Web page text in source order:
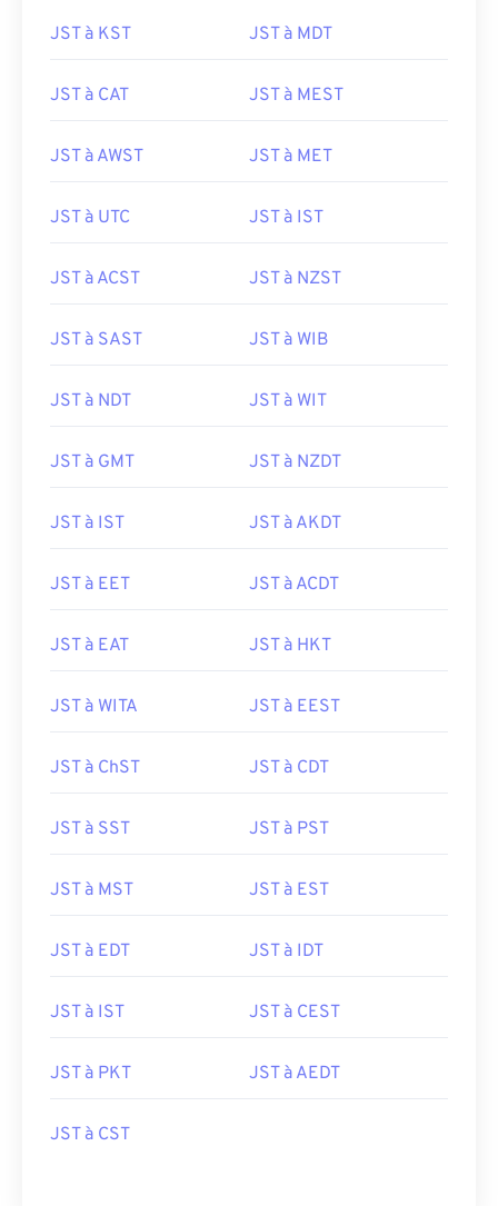
JST à KST JST à MDT
JST à CAT JST à MEST
JST à AWST JST à MET
JST à UTC JST à IST
JST à ACST JST à NZST
JST à SAST JST à WIB
JST à NDT JST à WIT
JST à GMT JST à NZDT
JST à IST JST à AKDT
JST à EET JST à ACDT
JST à EAT JST à HKT
JST à WITA JST à EEST
JST à ChST JST à CDT
JST à SST JST à PST
JST à MST JST à EST
JST à EDT JST à IDT
JST à IST JST à CEST
JST à PKT JST à AEDT
JST à CST